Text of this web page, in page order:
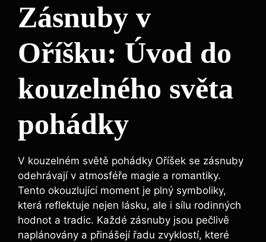
Zásnuby v
Oříšku: Úvod do
kouzelného světa
pohádky
V kouzelném světě pohádky Oříšek se zásnuby
odehrávají v atmosféře magie a romantiky.
Tento okouzlující moment je plný symboliky,
která reflektuje nejen lásku, ale i sílu rodinných
hodnot a tradic. Každé zásnuby jsou pečlivě
naplánovány a přinášejí řadu zvyklostí, které